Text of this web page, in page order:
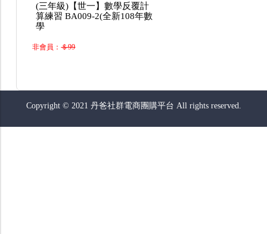
(三年級)【世一】數學反覆計
算練習 BA009-2(全新108年數
學
非會員：＄99
Copyright © 2021 丹爸社群電商團購平台 All rights reserved.